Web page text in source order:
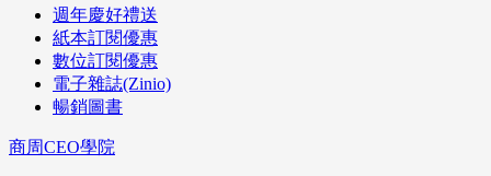
週年慶好禮送
紙本訂閱優惠
數位訂閱優惠
電子雜誌(Zinio)
暢銷圖書
商周CEO學院